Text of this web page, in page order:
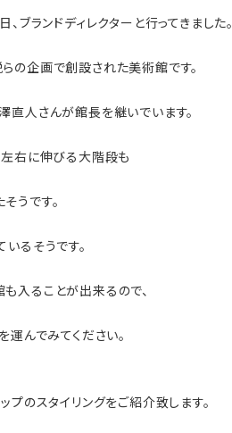
、ブランドディレクターと行ってきました。
の企画で創設された美術館です。
直人さんが館長を継いでいます。
左右に伸びる大階段も
うです。
るそうです。
も入ることが出来るので、
運んでみてください。
プのスタイリングをご紹介致します。